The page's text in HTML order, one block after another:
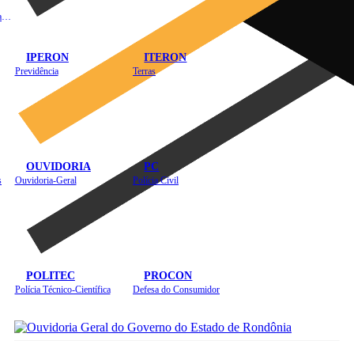
IPERON
Previdência
ITERON
Terras
OUVIDORIA
Ouvidoria-Geral
PC
Polícia Civil
POLITEC
Polícia Técnico-Científica
PROCON
Defesa do Consumidor